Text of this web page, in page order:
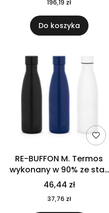
196,19 zł
Do koszyka
RE-BUFFON M. Termos
wykonany w 90% ze stali
nierdzewnej
pochodzącej z
recyklingu 520 ml 94294
46,44 zł
37,76 zł